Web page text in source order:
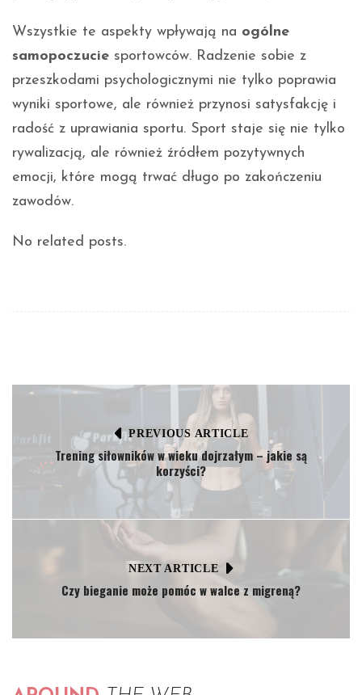
Wszystkie te aspekty wpływają na ogólne
samopoczucie sportowców. Radzenie sobie z
przeszkodami psychologicznymi nie tylko poprawia
wyniki sportowe, ale również przynosi satysfakcję i
radość z uprawiania sportu. Sport staje się nie tylko
rywalizacją, ale również źródłem pozytywnych
emocji, które mogą trwać długo po zakończeniu
zawodów.
No related posts.
PREVIOUS ARTICLE
Trening siłowników w wieku dojrzałym – jakie są
korzyści?
NEXT ARTICLE
Czy bieganie może pomóc w walce z migreną?